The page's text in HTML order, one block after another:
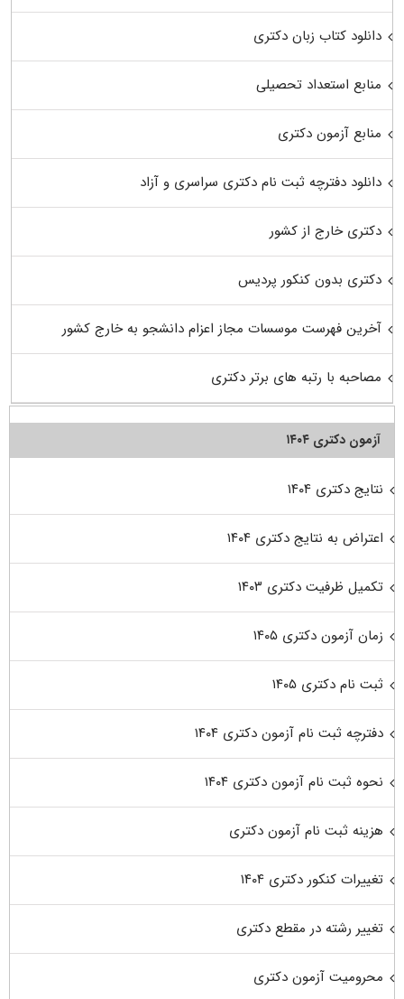
دانلود کتاب زبان دکتری
منابع استعداد تحصیلی
منابع آزمون دکتری
دانلود دفترچه ثبت نام دکتری سراسری و آزاد
دکتری خارج از کشور
دکتری بدون کنکور پردیس
آخرین فهرست موسسات مجاز اعزام دانشجو به خارج کشور
مصاحبه با رتبه های برتر دکتری
آزمون دکتری ۱۴۰۴
نتایج دکتری ۱۴۰۴
اعتراض به نتایج دکتری ۱۴۰۴
تکمیل ظرفیت دکتری ۱۴۰۳
زمان آزمون دکتری ۱۴۰۵
ثبت نام دکتری ۱۴۰۵
دفترچه ثبت نام آزمون دکتری ۱۴۰۴
نحوه ثبت نام آزمون دکتری ۱۴۰۴
هزینه ثبت نام آزمون دکتری
تغییرات کنکور دکتری ۱۴۰۴
تغییر رشته در مقطع دکتری
محرومیت آزمون دکتری